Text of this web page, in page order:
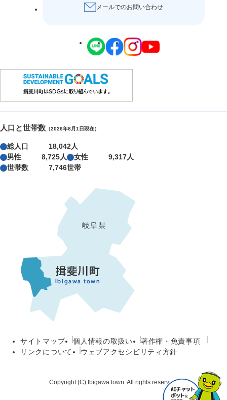
メールでのお問い合わせ
人口と世帯数 （2026年8月1日現在）
総人口
18,042人
男性
8,725人 女性
9,317人
世帯数
7,746世帯
サイトマップ 個人情報の取扱い
著作権・免責事項
リンクについて
ウェブアクセシビリティ方針
Copyright (C) Ibigawa town. All rights reserved.